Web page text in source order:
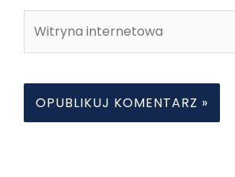
internetowa